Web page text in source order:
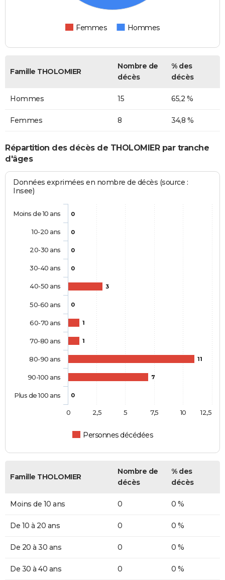
Femmes Hommes
Famille THOLOMIER
Nombre de
décès
% des
décès
Hommes 15 65,2 %
Femmes 8 34,8 %
Répartition des décès de THOLOMIER par tranche
d'âges
Données exprimées en nombre de décès (source :
Insee)
0
0
0
0
3
0
1
1
11
7
0
Personnes décédées
Moins de 10 ans
10-20 ans
20-30 ans
30-40 ans
40-50 ans
50-60 ans
60-70 ans
70-80 ans
80-90 ans
90-100 ans
Plus de 100 ans
0 10
2,5 5 7,5 12,5
Famille THOLOMIER
Nombre de
décès
% des
décès
Moins de 10 ans 0 0 %
De 10 à 20 ans 0 0 %
De 20 à 30 ans 0 0 %
De 30 à 40 ans 0 0 %